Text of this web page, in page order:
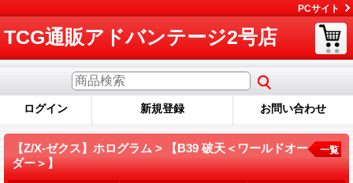
PCサイト
TCG通販アドバンテージ2号店
ログイン 新規登録 お問い合わせ
【Z/X-ゼクス】ホログラム > 【B39 破天＜ワールドオー
ダー＞】
一覧